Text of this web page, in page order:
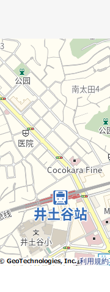
内的便利的位置
・・・・・
利用規約